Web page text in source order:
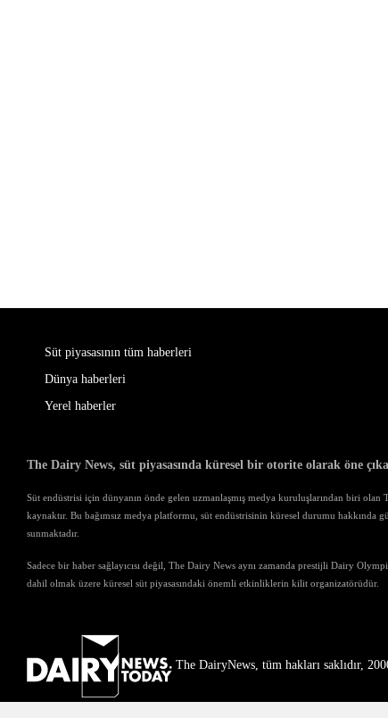
Süt piyasasının tüm haberleri
Dünya haberleri
Yerel haberler
The Dairy News, süt piyasasında küresel bir otorite olarak öne
Süt endüstrisi için dünyanın önde gelen uzmanlaşmış medya kuruluşlarından biri
kaynaktır. Bu bağımsız medya platformu, süt endüstrisinin küresel durumu hakkında
sunmaktadır.
Sadece bir haber sağlayıcısı değil, The Dairy News aynı zamanda prestijli Dairy
dahil olmak üzere küresel süt piyasasındaki önemli etkinliklerin kilit organizatörüdür.
The DairyNews, tüm hakları saklıdır,